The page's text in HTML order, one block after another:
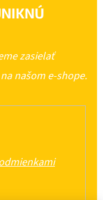
zasielať
našom e-shope.